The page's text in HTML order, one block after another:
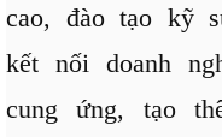
cao, đào tạo kỹ
kết nối doanh
cung ứng, tạo